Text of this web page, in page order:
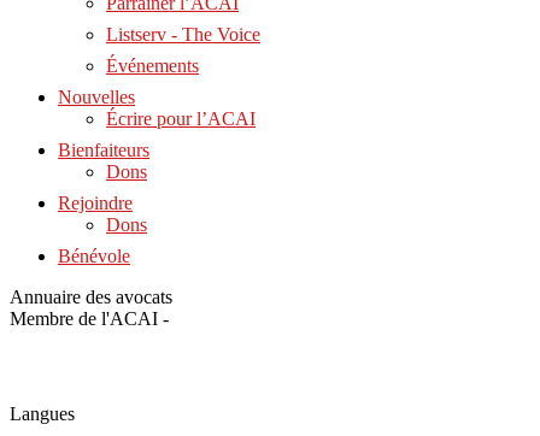
Listserv - The Voice
Événements
Nouvelles
Écrire pour l’ACAI
Bienfaiteurs
Dons
Rejoindre
Dons
Bénévole
Annuaire des avocats
Membre de l'ACAI -
Langues